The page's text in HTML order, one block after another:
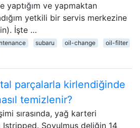
yaptığım ve yapmaktan
yetkili bir servis merkezine
İşte …
subaru oil-change
oil-filter
parçalarla kirlendiğinde
temizlenir?
sırasında, yağ karteri
Istripped. Soyulmuş deliğin 14